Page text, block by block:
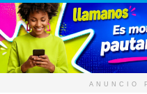
ANUNCIO